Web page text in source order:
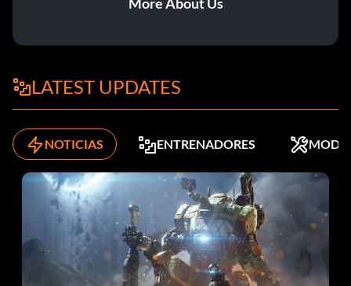
LATEST UPDATES
NOTICIAS ENTRENADORES MODS